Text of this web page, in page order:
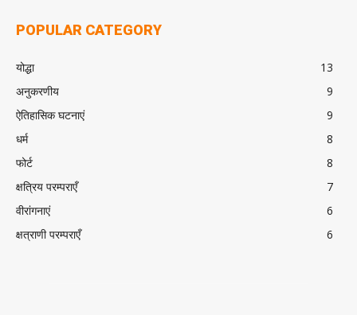
POPULAR CATEGORY
योद्धा
13
अनुकरणीय
9
ऐतिहासिक घटनाएं
9
धर्म
8
फोर्ट
8
क्षत्रिय परम्पराएँ
7
वीरांगनाएं
6
क्षत्राणी परम्पराएँ
6